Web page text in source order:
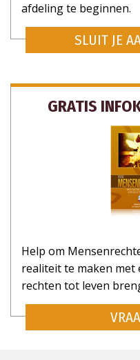
afdeling te beginnen.
SLUIT JE
GRATIS
Help om
realiteit te maken met
rechten tot leven